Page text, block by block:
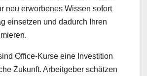
neu erworbenes Wissen sofort
einsetzen und dadurch Ihren
Office-Kurse eine Investition
Zukunft. Arbeitgeber schätzen